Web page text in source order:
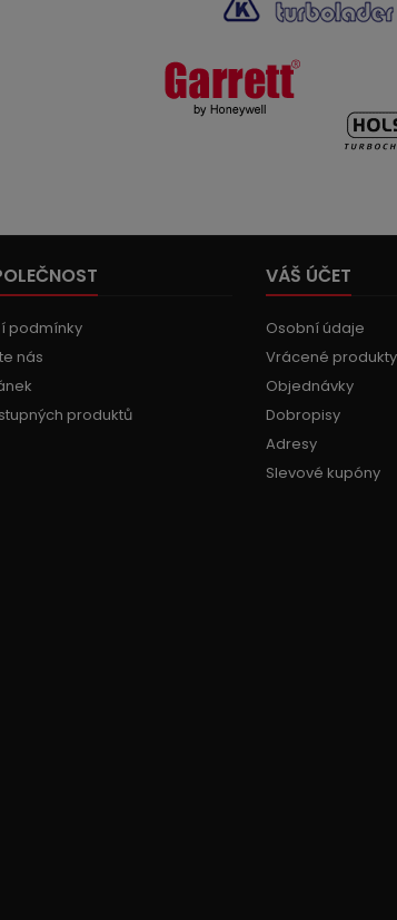
podmínky
nás
produktů
VÁŠ ÚČET
Osobní údaje
Vrácené produkty
Objednávky
Dobropisy
Adresy
Slevové kupóny